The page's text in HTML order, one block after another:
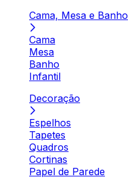
Cama, Mesa e Banho
Cama
Mesa
Banho
Infantil
Decoração
Espelhos
Tapetes
Quadros
Cortinas
Papel de Parede